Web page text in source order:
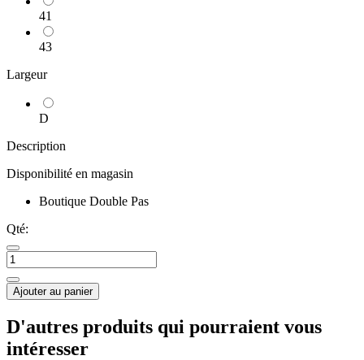
41
43
Largeur
D
Description
Disponibilité en magasin
Boutique Double Pas
Qté:
Ajouter au panier
D'autres produits qui pourraient vous
intéresser